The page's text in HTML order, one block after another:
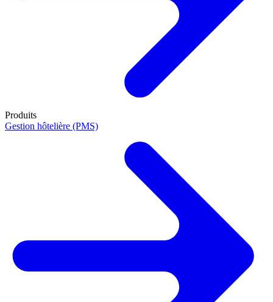
Produits
Gestion hôtelière (PMS)